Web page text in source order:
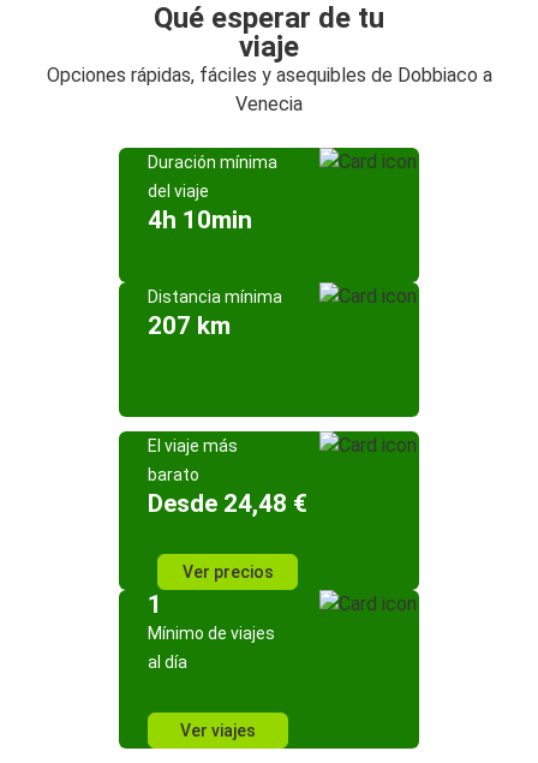
Qué esperar de tu
viaje
Opciones rápidas, fáciles y asequibles de Dobbiaco a
Venecia
Duración mínima
del viaje
4h 10min
Distancia mínima
207 km
El viaje más
barato
Desde 24,48 €
Ver precios
1
Mínimo de viajes
al día
Ver viajes